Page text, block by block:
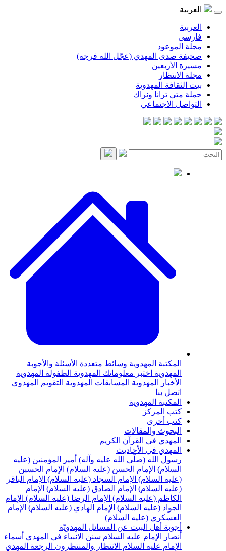
العربية
العربية
فارسی
مجلة الموعود
صحيفة صدى المهدي (عجّل الله فرجه)
مسيرة الأربعين
مجلة الانتظار
بيت الثقافة المهدوية
حملة متى ترانا ونراك
التواصل الاجتماعي
المكتبة المهدوية وسائط متعددة الأسئلة والأجوبة
المهدوية اختبر معلوماتك المهدوية الطفولة المهدوية
الأخبار المهدوية المسابقات المهدوية التقويم المهدوي
اتصل بنا
المكتبة المهدوية
كتب المركز
كتب أخرى
البحوث والمقالات
المهدي في القرآن الكريم
المهدي في الأحاديث
رسول الله (صلّى الله عليه وآله) أمير المؤمنين (عليه
السلام) الإمام الحسن (عليه السلام) الإمام الحسين
(عليه السلام) الإمام السجاد (عليه السلام) الإمام الباقر
(عليه السلام) الإمام الصادق (عليه السلام) الإمام
الكاظم (عليه السلام) الإمام الرضا (عليه السلام) الإمام
الجواد (عليه السلام) الإمام الهادي (عليه السلام) الإمام
العسكري (عليه السلام)
أجوبة أهل البيت عن المسائل المهدويّة
أنصار الإمام عليه السلام سنن الانبياء في المهدي أسماء
الإمام عليه السلام الانتظار والمنتظرون الرجعة المهدي